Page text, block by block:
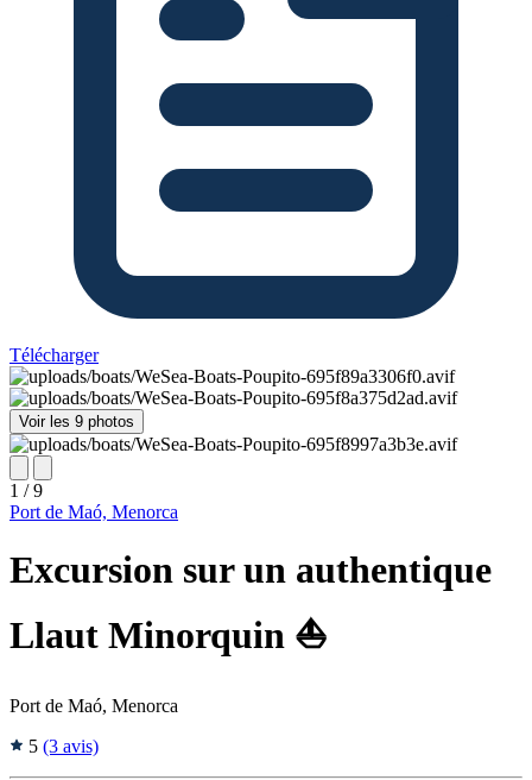
Télécharger
Voir les 9 photos
1 / 9
Port de Maó, Menorca
Excursion sur un authentique
Llaut Minorquin ⛵
Port de Maó, Menorca
5 (3 avis)